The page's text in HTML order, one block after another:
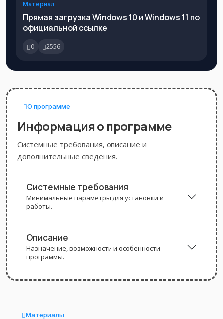
Материал
Прямая загрузка Windows 10 и Windows 11 по
официальной ссылке
0 2556
О программе
Информация о программе
Системные требования, описание и
дополнительные сведения.
Системные требования
Минимальные параметры для установки и
работы.
Описание
Назначение, возможности и особенности
программы.
Материалы